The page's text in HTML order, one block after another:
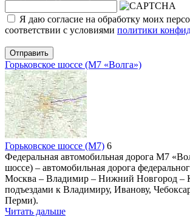
Я даю согласие на обработку моих
соответствии с условиями политики
Отправить
Горьковское шоссе (М7 «Волга»)
Горьковское шоссе (М7) 6
Федеральная автомобильная дорога М7
шоссе) – автомобильная дорога
Москва – Владимир – Нижний Новгород –
подъездами к Владимиру, Иванову,
Перми).
Читать дальше